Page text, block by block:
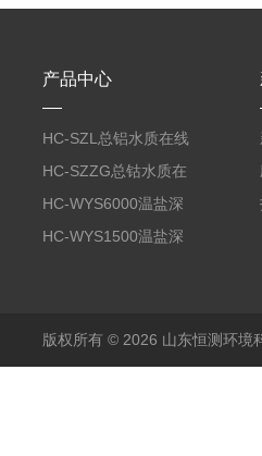
产品中心
HC-SZL总铝水质在线
分析仪
HC-SZZG总钴水质在
线分析仪
HC-WYS6000温盐深
分析仪
HC-WYS1500温盐深
版权所有 © 2026 山东恒测环境